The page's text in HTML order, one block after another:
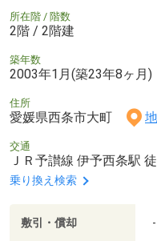
所在階 / 階数
2階 / 2階建
築年数
2003年1月(築23年8ヶ月)
住所
愛媛県西条市大町
交通
ＪＲ予讃線 伊予西条駅
乗り換え検索
敷引・償却 -